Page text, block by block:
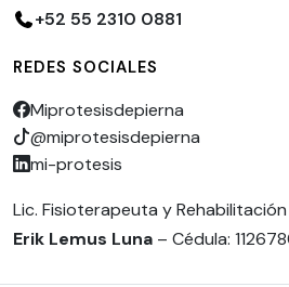
+52 55 2310 0881
REDES SOCIALES
Miprotesisdepierna
@miprotesisdepierna
mi-protesis
Lic. Fisioterapeuta y Rehabilitación
Erik Lemus Luna – Cédula: